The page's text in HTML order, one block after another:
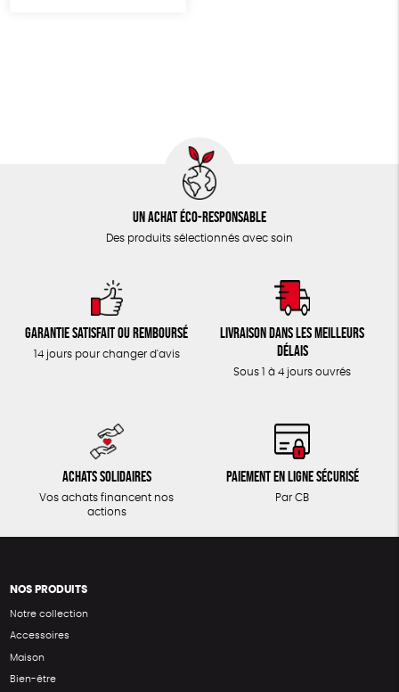
Un achat éco-responsable
Des produits sélectionnés avec soin
Garantie satisfait ou remboursé
14 jours pour changer d'avis
Livraison dans les meilleurs
délais
Sous 1 à 4 jours ouvrés
Achats solidaires
Vos achats financent nos
actions
Paiement en ligne sécurisé
Par CB
NOS PRODUITS
Notre collection
Accessoires
Maison
Bien-être